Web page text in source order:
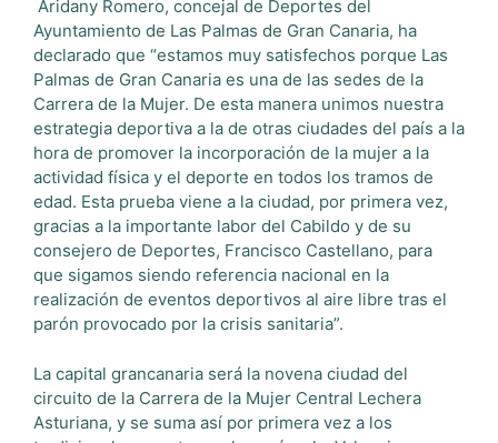
Aridany Romero, concejal de Deportes del
Ayuntamiento de Las Palmas de Gran Canaria, ha
declarado que “estamos muy satisfechos porque Las
Palmas de Gran Canaria es una de las sedes de la
Carrera de la Mujer. De esta manera unimos nuestra
estrategia deportiva a la de otras ciudades del país a la
hora de promover la incorporación de la mujer a la
actividad física y el deporte en todos los tramos de
edad. Esta prueba viene a la ciudad, por primera vez,
gracias a la importante labor del Cabildo y de su
consejero de Deportes, Francisco Castellano, para
que sigamos siendo referencia nacional en la
realización de eventos deportivos al aire libre tras el
parón provocado por la crisis sanitaria”.
La capital grancanaria será la novena ciudad del
circuito de la Carrera de la Mujer Central Lechera
Asturiana, y se suma así por primera vez a los